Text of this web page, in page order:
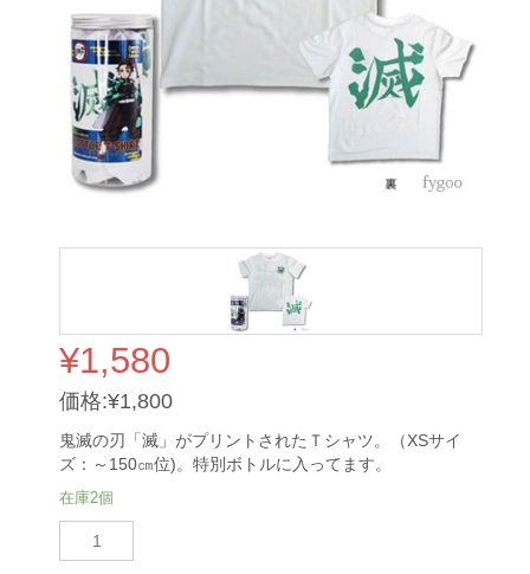
¥1,580
価格:¥1,800
鬼滅の刃「滅」がプリントされたＴシャツ。（XSサイ
ズ：～150㎝位)。特別ボトルに入ってます。
在庫2個